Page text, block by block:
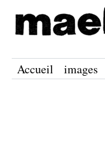
Accueil images